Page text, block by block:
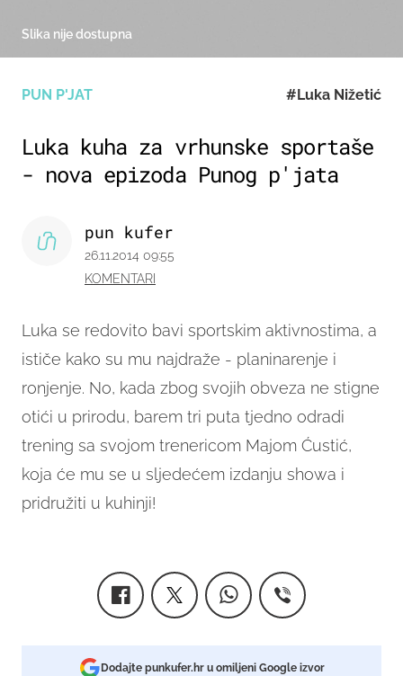
PUN P'JAT #Luka Nižetić
Luka kuha za vrhunske sportaše
- nova epizoda Punog p'jata
Luka se redovito bavi sportskim aktivnostima, a
ističe kako su mu najdraže - planinarenje i
ronjenje. No, kada zbog svojih obveza ne stigne
otići u prirodu, barem tri puta tjedno odradi
trening sa svojom trenericom Majom Ćustić,
koja će mu se u sljedećem izdanju showa i
pridružiti u kuhinji!
pun kufer
26.11.2014 09:55
KOMENTARI
Slika nije dostupna
Dodajte punkufer.hr u omiljeni Google izvor